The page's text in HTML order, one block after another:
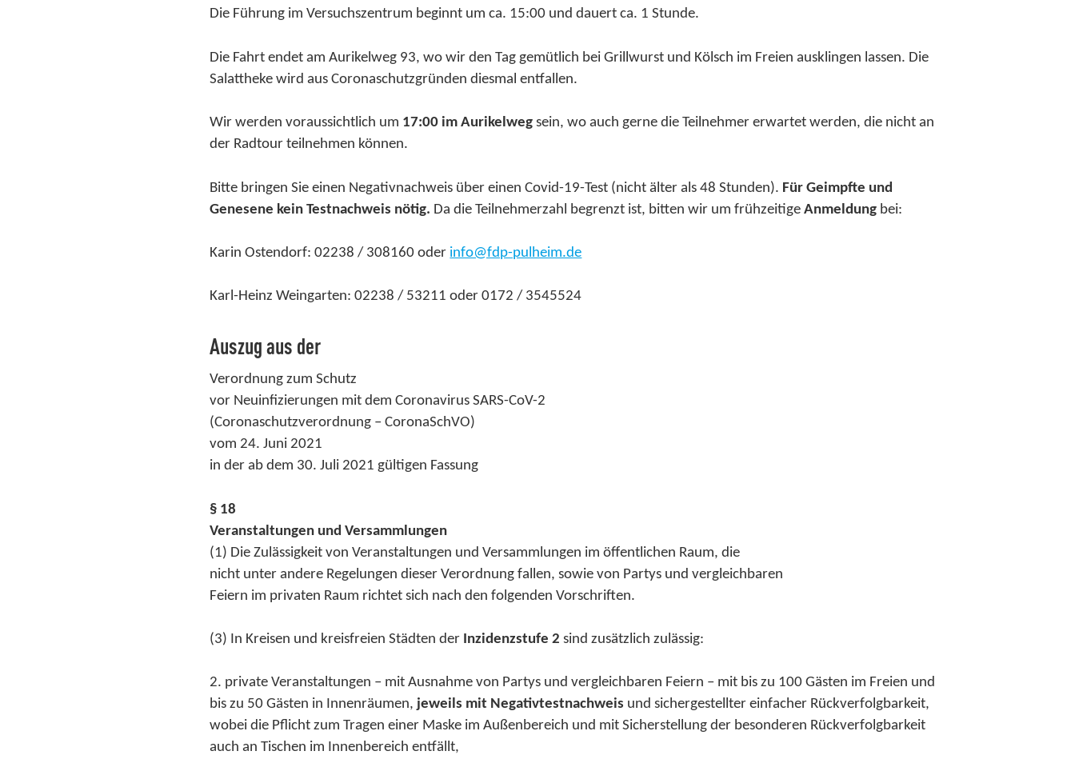
Die Führung im Versuchszentrum beginnt um ca. 15:00 und dauert ca. 1 Stunde.
Die Fahrt endet am Aurikelweg 93, wo wir den Tag gemütlich bei Grillwurst und Kölsch im Freien ausklingen lassen. Die
Salattheke wird aus Coronaschutzgründen diesmal entfallen.
Wir werden voraussichtlich um 17:00 im Aurikelwegsein, wo auch gerne die Teilnehmer erwartet werden, die nicht an
der Radtour teilnehmen können.
Bitte bringen Sie einen Negativnachweis über einen Covid-19-Test (nicht älter als 48 Stunden). Für Geimpfte und
Genesene kein Testnachweis nötig. Da die Teilnehmerzahl begrenzt ist, bitten wir um frühzeitigeAnmeldung bei:
Karin Ostendorf: 02238 / 308160 oder info@fdp-pulheim.de
Karl-Heinz Weingarten: 02238 / 53211 oder 0172 / 3545524
Auszug aus der
Verordnung zum Schutz
vor Neuinfizierungen mit dem Coronavirus SARS-CoV-2
(Coronaschutzverordnung – CoronaSchVO)
vom 24. Juni 2021
in der ab dem 30. Juli 2021 gültigen Fassung
§ 18
Veranstaltungen und Versammlungen
(1) Die Zulässigkeit von Veranstaltungen und Versammlungen im öffentlichen Raum, die
nicht unter andere Regelungen dieser Verordnung fallen, sowie von Partys und vergleichbaren
Feiern im privaten Raum richtet sich nach den folgenden Vorschriften.
(3) In Kreisen und kreisfreien Städten der Inzidenzstufe 2 sind zusätzlich zulässig:
2. private Veranstaltungen – mit Ausnahme von Partys und vergleichbaren Feiern – mit bis zu 100 Gästen im Freien und
bis zu 50 Gästen in Innenräumen, jeweils mit Negativtestnachweis und sichergestellter einfacher Rückverfolgbarkeit,
wobei die Pflicht zum Tragen einer Maske im Außenbereich und mit Sicherstellung der besonderen Rückverfolgbarkeit
auch an Tischen im Innenbereich entfällt,